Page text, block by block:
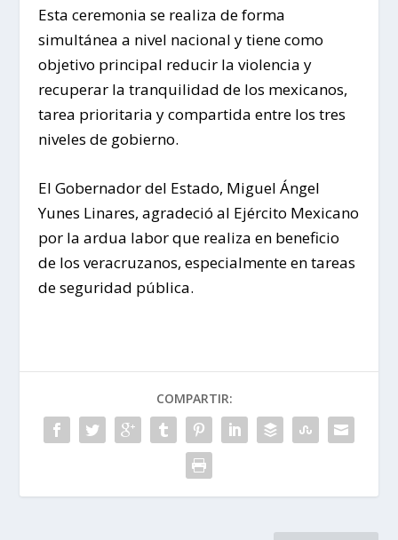
Esta ceremonia se realiza de forma
simultánea a nivel nacional y tiene como
objetivo principal reducir la violencia y
recuperar la tranquilidad de los mexicanos,
tarea prioritaria y compartida entre los tres
niveles de gobierno.
El Gobernador del Estado, Miguel Ángel
Yunes Linares, agradeció al Ejército Mexicano
por la ardua labor que realiza en beneficio
de los veracruzanos, especialmente en tareas
de seguridad pública.
COMPARTIR: